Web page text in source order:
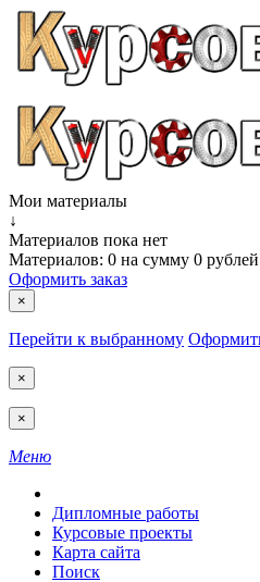
Мои материалы
↓
Материалов пока нет
Материалов: 0 на сумму 0 рублей
Оформить заказ
×
Перейти к выбранному
×
×
Меню
Дипломные работы
Курсовые проекты
Карта сайта
Поиск